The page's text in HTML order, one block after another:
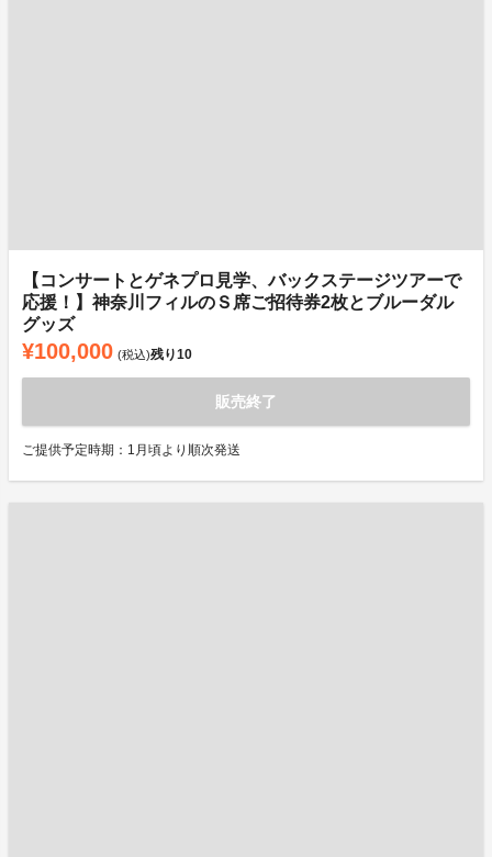
【コンサートとゲネプロ見学、バックステージツアーで
応援！】神奈川フィルのＳ席ご招待券2枚とブルーダル
グッズ
¥100,000 (税込)残り10
販売終了
ご提供予定時期：1月頃より順次発送